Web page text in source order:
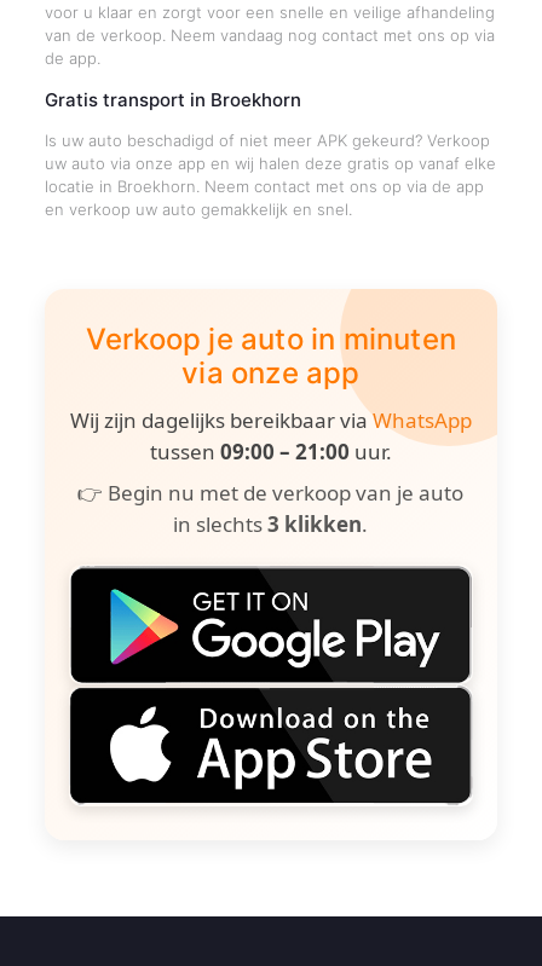
voor u klaar en zorgt voor een snelle en veilige afhandeling
van de verkoop. Neem vandaag nog contact met ons op via
de app.
Gratis transport in Broekhorn
Is uw auto beschadigd of niet meer APK gekeurd? Verkoop
uw auto via onze app en wij halen deze gratis op vanaf elke
locatie in Broekhorn. Neem contact met ons op via de app
en verkoop uw auto gemakkelijk en snel.
Verkoop je auto in minuten
via onze app
Wij zijn dagelijks bereikbaar viaWhatsApp
tussen 09:00 – 21:00 uur.
👉 Begin nu met de verkoop van je auto
in slechts3 klikken.